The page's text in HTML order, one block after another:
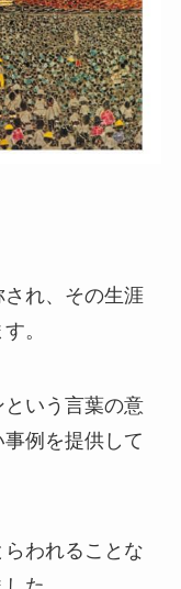
れ、その生涯
。
いう言葉の意
例を提供して
われることな